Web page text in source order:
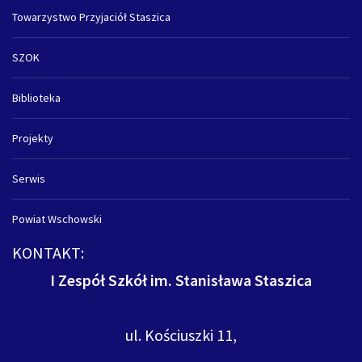
Towarzystwo Przyjaciół Staszica
SZOK
Biblioteka
Projekty
Serwis
Powiat Wschowski
KONTAKT:
I Zespół Szkół im. Stanisława Staszica
ul. Kościuszki 11,